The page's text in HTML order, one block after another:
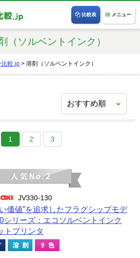
メニュー
比較表
（ソルベントインク）
比較.jp > 溶剤（ソルベントインク）
1 2 3
JV330-130
価値”を追求したフラグシップモデ
シリーズ：エコソルベントインク
トプリンタ